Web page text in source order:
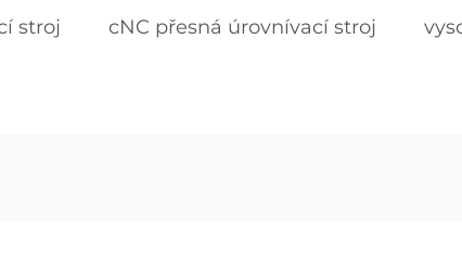
stroj cNC přesná úrovnívací stroj